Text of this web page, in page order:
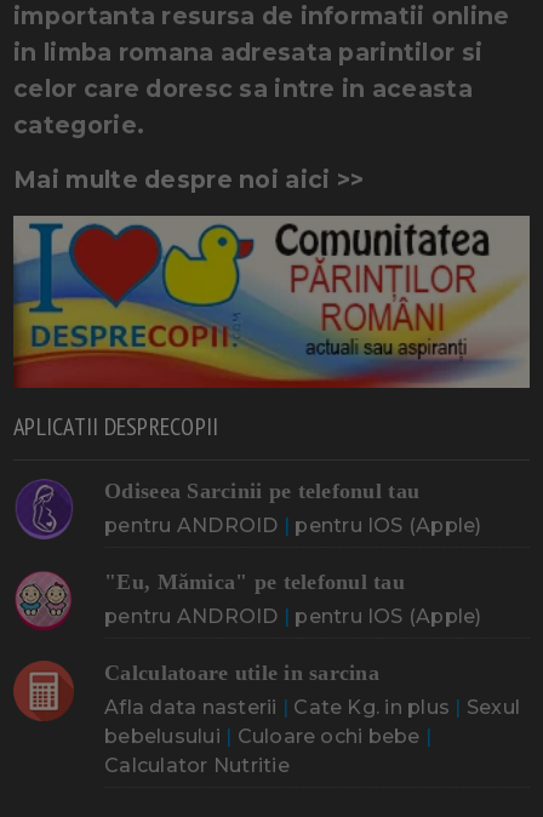
importanta resursa de informatii online
in limba romana adresata parintilor si
celor care doresc sa intre in aceasta
categorie.
Mai multe despre noi aici >>
APLICATII DESPRECOPII
Odiseea Sarcinii pe telefonul tau
pentru ANDROID | pentru IOS (Apple)
"Eu, Mămica" pe telefonul tau
pentru ANDROID | pentru IOS (Apple)
Calculatoare utile in sarcina
Afla data nasterii | Cate Kg. in plus | Sexul
bebelusului | Culoare ochi bebe |
Calculator Nutritie